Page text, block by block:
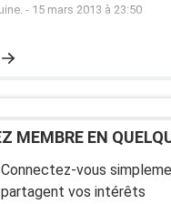
- 15 mars 2013 à 23:50
MEMBRE EN
Connectez-vous
partagent vos intérêts